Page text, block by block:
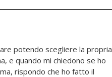
potendo scegliere la propria
e quando mi chiedono se ho
rispondo che ho fatto il
i diari portano il lettore a
spazio di Schengen dove il
le storie e le origini dei